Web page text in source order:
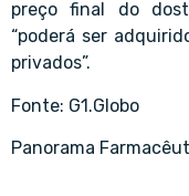
preço final do
“poderá ser
privados”.
Fonte: G1.Globo
Panorama